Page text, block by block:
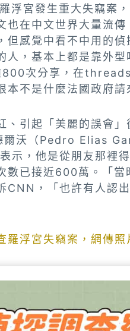
浮宮發生重大失竊案
也在中文世界大量流
但感覺中看不中用的
人，基本上都是靠外
次分享，在
本不是什麼法國政府
、引起「美麗的誤會」
爾沃（Pedro Elias
示，他是從朋友那裡
數已接近600萬。「
CNN，「也許有人認
羅浮宮失竊案，網傳照